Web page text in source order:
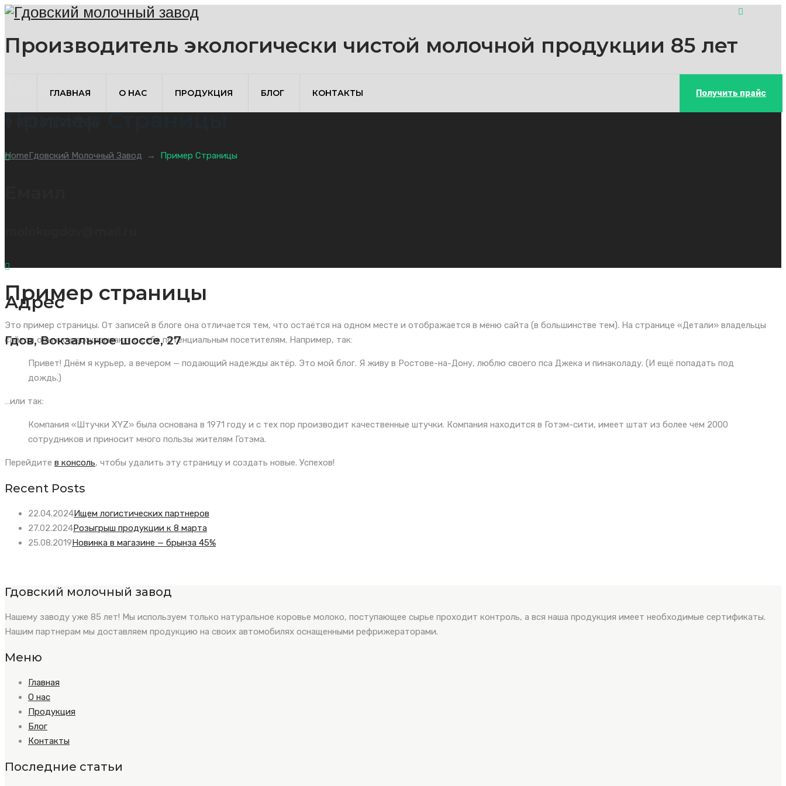
Производитель экологически чистой молочной продукции 85 лет
Адрес
Гдов, Вокзальное шоссе, 27
ГЛАВНАЯ О НАС ПРОДУКЦИЯ БЛОГ КОНТАКТЫ Получить прайс
Пример Страницы
HomeГдовский Молочный Завод → Пример Страницы
Пример страницы
Это пример страницы. От записей в блоге она отличается тем, что остаётся на одном месте и отображается в меню сайта (в большинстве тем). На странице «Детали» владельцы
сайтов обычно рассказывают о себе потенциальным посетителям. Например, так:
Привет! Днём я курьер, а вечером — подающий надежды актёр. Это мой блог. Я живу в Ростове-на-Дону, люблю своего пса Джека и пинаколаду. (И ещё попадать под
дождь.)
…или так:
Компания «Штучки XYZ» была основана в 1971 году и с тех пор производит качественные штучки. Компания находится в Готэм-сити, имеет штат из более чем 2000
сотрудников и приносит много пользы жителям Готэма.
Перейдите в консоль, чтобы удалить эту страницу и создать новые. Успехов!
Recent Posts
22.04.2024Ищем логистических партнеров
27.02.2024Розыгрыш продукции к 8 марта
25.08.2019Новинка в магазине — брынза 45%
Гдовский молочный завод
Нашему заводу уже 85 лет! Мы используем только натуральное коровье молоко, поступающее сырье проходит контроль, а вся наша продукция имеет необходимые сертификаты.
Нашим партнерам мы доставляем продукцию на своих автомобилях оснащенными рефрижераторами.
Меню
Главная
О нас
Продукция
Блог
Контакты
Последние статьи